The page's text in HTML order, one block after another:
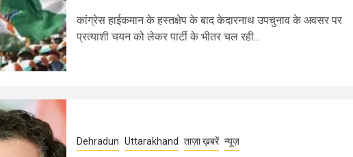
कांग्रेस हाईकमान के हस्तक्षेप के बाद केदारनाथ उपचुनाव के अवसर पर
प्रत्याशी चयन को लेकर पार्टी के भीतर चल रही...
Dehradun Uttarakhand ताज़ा ख़बरें न्यूज़